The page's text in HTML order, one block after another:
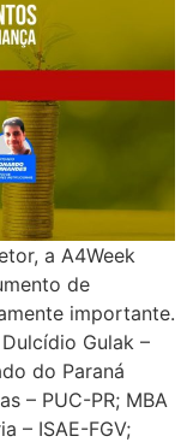
a A4Week
de
importante.
Gulak –
do Paraná
– PUC-PR; MBA
– ISAE-FGV;